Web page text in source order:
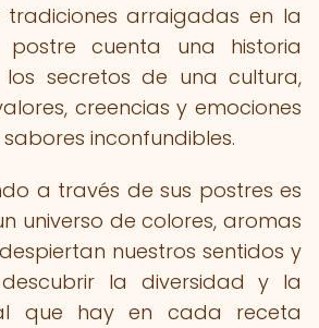
arraigadas en la
postre cuenta una historia
secretos de una cultura,
creencias y emociones
inconfundibles.
a través de sus postres es
universo de colores, aromas
nuestros sentidos y
la diversidad y la
que hay en cada receta